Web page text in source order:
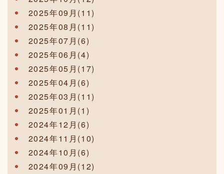
2025年09月(11)
2025年08月(11)
2025年07月(6)
2025年06月(4)
2025年05月(17)
2025年04月(6)
2025年03月(11)
2025年01月(1)
2024年12月(6)
2024年11月(10)
2024年10月(6)
2024年09月(12)